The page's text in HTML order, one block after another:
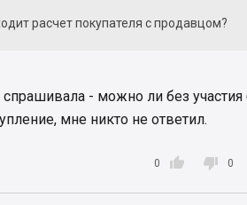
расчет покупателя с продавцом?
- можно ли без участия
мне никто не ответил.

0  0